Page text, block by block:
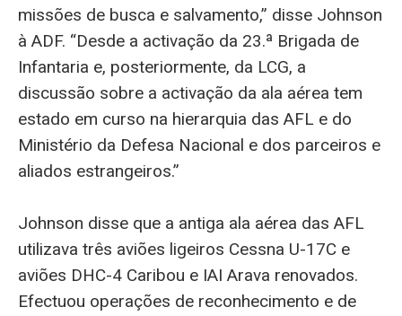
missões de busca e salvamento,” disse Johnson
à ADF. “Desde a activação da 23.ª Brigada de
Infantaria e, posteriormente, da LCG, a
discussão sobre a activação da ala aérea tem
estado em curso na hierarquia das AFL e do
Ministério da Defesa Nacional e dos parceiros e
aliados estrangeiros.”
Johnson disse que a antiga ala aérea das AFL
utilizava três aviões ligeiros Cessna U-17C e
aviões DHC-4 Caribou e IAI Arava renovados.
Efectuou operações de reconhecimento e de